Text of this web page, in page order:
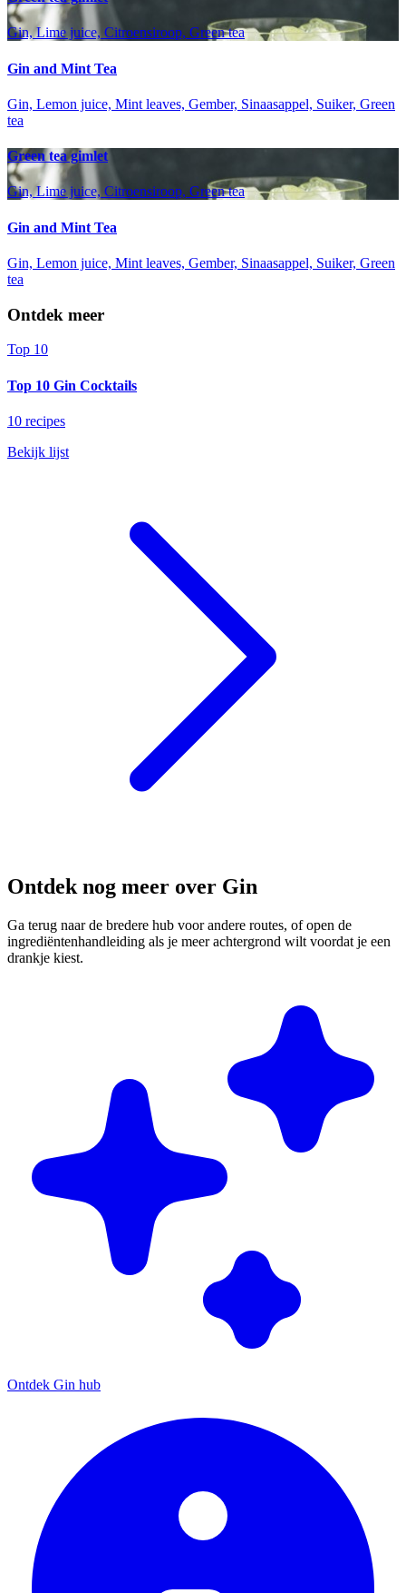
Gin, Lime juice, Citroensiroop, Green tea
Gin and Mint Tea
Gin, Lemon juice, Mint leaves, Gember, Sinaasappel, Suiker, Green
tea
Green tea gimlet
Gin, Lime juice, Citroensiroop, Green tea
Gin and Mint Tea
Gin, Lemon juice, Mint leaves, Gember, Sinaasappel, Suiker, Green
tea
Ontdek meer
Top 10
Top 10 Gin Cocktails
10 recipes
Bekijk lijst
Ontdek nog meer over Gin
Ga terug naar de bredere hub voor andere routes, of open de
ingrediëntenhandleiding als je meer achtergrond wilt voordat je een
drankje kiest.
Ontdek Gin hub